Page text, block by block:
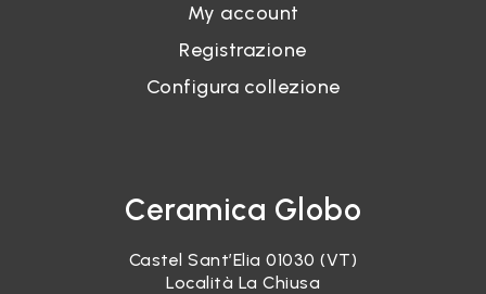
My account
Registrazione
Configura collezione
Ceramica Globo
Castel Sant’Elia 01030 (VT)
Località La Chiusa